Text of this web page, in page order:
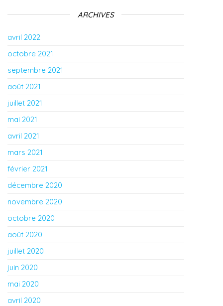
ARCHIVES
avril 2022
octobre 2021
septembre 2021
août 2021
juillet 2021
mai 2021
avril 2021
mars 2021
février 2021
décembre 2020
novembre 2020
octobre 2020
août 2020
juillet 2020
juin 2020
mai 2020
avril 2020